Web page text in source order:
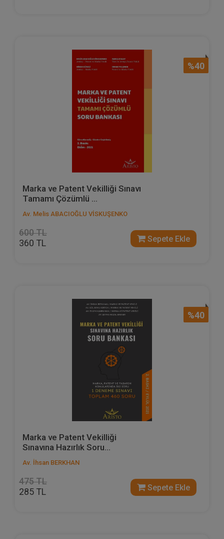
%40
Marka ve Patent Vekilliği Sınavı
Tamamı Çözümlü ...
Av. Melis ABACIOĞLU VİSKUŞENKO
600 TL
360 TL Sepete Ekle
%40
Marka ve Patent Vekilliği
Sınavına Hazırlık Soru...
Av. İhsan BERKHAN
475 TL
285 TL Sepete Ekle